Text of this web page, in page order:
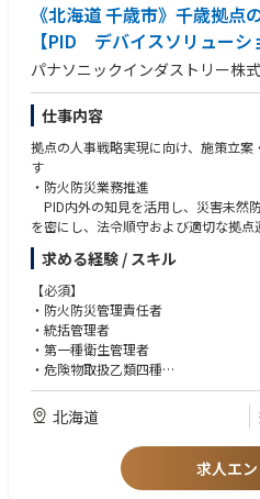
・複数年度にわたる国費執行・経理処
（圧縮記帳、処分制限資産の管理等）
・財務・会計の基礎知識（予算管理、
・行政書士・中小企業診断士等の資格
・スタートアップ・事業会社での勤務
■求める人物像
・補助金業務の専門性を活かして長期
・主体的に業務推進できる方
・国費を預かるという意識を持ち、
められる方
・チームや事業部と連携しながら柔軟
・宇宙業界は未経験でも、補助金の
ア層・嘱託としてのご経験も歓迎
《北海道 千歳市》千歳拠点
【PID デバイスソリューシ
パナソニックインダストリー株
仕事内容
拠点の人事戦略実現に向け、施策立
す
・防火防災業務推進
PID内外の知見を活用し、災害未然
を密にし、法令順守および適切な拠点
・総務業務推進
前任者の総務業務を推進、業務委託
し、適切な関係性および業務委託を牽
・施設（環境）と連動し拠点事業基盤
・各種届出等のコンプライアンス強化
底する（消防法、危険物/毒劇物、建
・PID/DS方針をもとに拠点計画への落
・拠点総務機能のあり方検討?および
・事業環境、職場環境の変化に対応
・地域、行政との連携強化、社会貢献
・総務機能にリンクした人材育成計
求める経験 / スキル
【必須】
・防火防災管理責任者
・統括管理者
・第一種衛生管理者
・危険物取扱乙類四種
・化学物質管理者
・セーフティオフィサマネージャー
・衛生工学衛生管理者
・製造現場と協働して、課題の解決に
・防火防災・安全衛生の業務に携わ
北海道
求人エ